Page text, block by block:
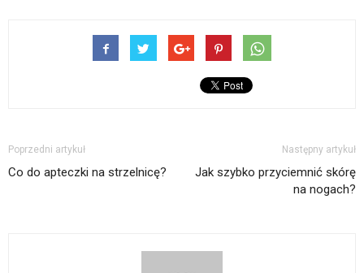
Poprzedni artykuł
Co do apteczki na strzelnicę?
Następny artykuł
Jak szybko przyciemnić skórę
na nogach?